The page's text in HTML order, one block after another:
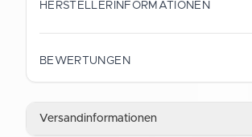
HERSTELLERINFORMATIONEN
HERSTELLER
Gustav Schramm GmbH
28219 Bremen
BEWERTUNGEN
Versandinformationen